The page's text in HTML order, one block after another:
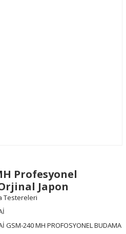
Profesyonel
Japon
Testereleri
GSM-240 MH PROFOSYONEL BUDAMA